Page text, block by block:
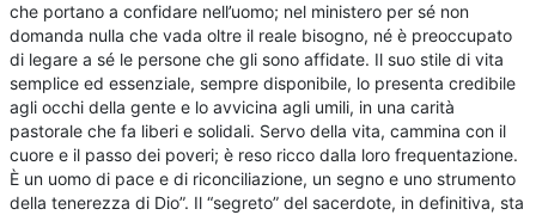
che portano a confidare nell’uomo; nel ministero per sé non
domanda nulla che vada oltre il reale bisogno, né è preoccupato
di legare a sé le persone che gli sono affidate. Il suo stile di vita
semplice ed essenziale, sempre disponibile, lo presenta credibile
agli occhi della gente e lo avvicina agli umili, in una carità
pastorale che fa liberi e solidali. Servo della vita, cammina con il
cuore e il passo dei poveri; è reso ricco dalla loro frequentazione.
È un uomo di pace e di riconciliazione, un segno e uno strumento
della tenerezza di Dio”. Il “segreto” del sacerdote, in definitiva, sta